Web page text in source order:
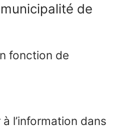
de
fonction de
l’information dans